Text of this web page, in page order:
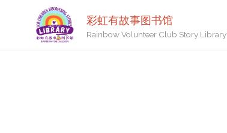
彩虹有故事图书馆
Rainbow Volunteer Club Story Library